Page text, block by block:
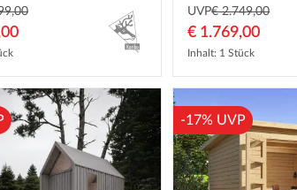
UVP€ 2.749,00
€ 1.769,00
Inhalt: 1 Stück
-17% UVP